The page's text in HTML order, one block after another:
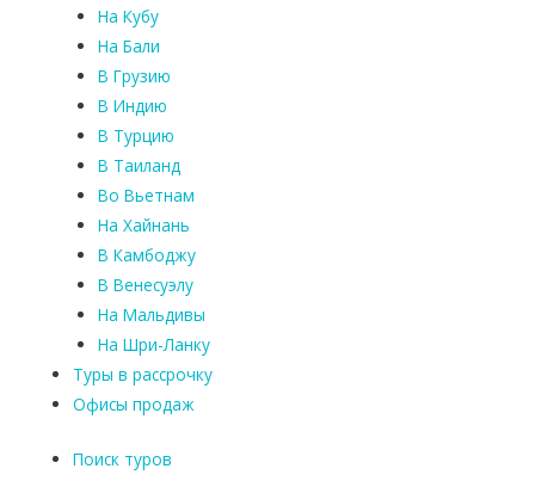
На Кубу
На Бали
В Грузию
В Индию
В Турцию
В Таиланд
Во Вьетнам
На Хайнань
В Камбоджу
В Венесуэлу
На Мальдивы
На Шри-Ланку
Туры в рассрочку
Офисы продаж
Поиск туров